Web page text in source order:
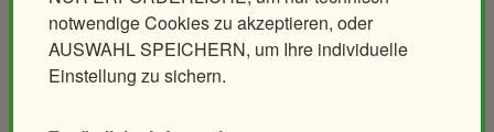
notwendige Cookies zu akzeptieren, oder
AUSWAHL SPEICHERN, um Ihre individuelle
Einstellung zu sichern.
Polarnacht
Safari Dinner
Ihr individuelles Event
Tierische Zooreise
Streichelzoo